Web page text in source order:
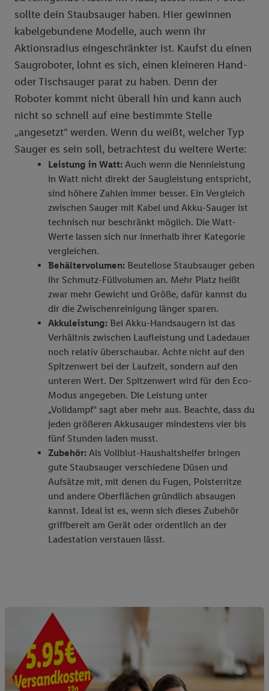
sollte dein Staubsauger haben. Hier gewinnen
kabelgebundene Modelle, auch wenn ihr
Aktionsradius eingeschränkter ist. Kaufst du einen
Saugroboter, lohnt es sich, einen kleineren Hand-
oder Tischsauger parat zu haben. Denn der
Roboter kommt nicht überall hin und kann auch
nicht so schnell auf eine bestimmte Stelle
„angesetzt“ werden. Wenn du weißt, welcher Typ
Sauger es sein soll, betrachtest du weitere Werte:
Leistung in Watt: Auch wenn die Nennleistung
in Watt nicht direkt der Saugleistung entspricht,
sind höhere Zahlen immer besser. Ein Vergleich
zwischen Sauger mit Kabel und Akku-Sauger ist
technisch nur beschränkt möglich. Die Watt-
Werte lassen sich nur innerhalb ihrer Kategorie
vergleichen.
Behältervolumen: Beutellose Staubsauger geben
ihr Schmutz-Füllvolumen an. Mehr Platz heißt
zwar mehr Gewicht und Größe, dafür kannst du
dir die Zwischenreinigung länger sparen.
Akkuleistung: Bei Akku-Handsaugern ist das
Verhältnis zwischen Laufleistung und Ladedauer
noch relativ überschaubar. Achte nicht auf den
Spitzenwert bei der Laufzeit, sondern auf den
unteren Wert. Der Spitzenwert wird für den Eco-
Modus angegeben. Die Leistung unter
„Volldampf“ sagt aber mehr aus. Beachte, dass du
jeden größeren Akkusauger mindestens vier bis
fünf Stunden laden musst.
Zubehör: Als Vollblut-Haushaltshelfer bringen
gute Staubsauger verschiedene Düsen und
Aufsätze mit, mit denen du Fugen, Polsterritze
und andere Oberflächen gründlich absaugen
kannst. Ideal ist es, wenn sich dieses Zubehör
griffbereit am Gerät oder ordentlich an der
Ladestation verstauen lässt.
ausspielen können. Sie können Ihre Einwilligung speziell zur
Nutzung der Utiq-Technologie - zusätzlich zur weiter unten
erläuterten Möglichkeit, Ihre Einwilligung generell zu
widerrufen - jederzeit auch überdas Datenschutzportal von
Utiq („consenthub“)oder über „Anpassen“/„Nutzung der
Telekommunikations-basierten Utiq-Technologie für digitales
Marketing“ am unteren Ende dieser Einwilligung (nur für die
Lidl-Dienste) widerrufen. Weitere Informationen finden Sie in
denDatenschutzbestimmungen von Utiq.
Durch einen Klick auf „Ablehnen“ können Sie nur den Einsatz
notwendiger Techniken zulassen. Durch einen Klick auf
„Zustimmen“ stimmen Sie allen Verarbeitungen zu sämtlichen
vorgenannten Zwecken unter Einbindung sämtlicher
genannten Partner zu. Weitere Informationen, auch zur
Speicherdauer der Daten und zu Ihrem Recht, Ihre
Einwilligung jederzeit mit Wirkung für die Zukunft zu
widerrufen, finden Sie in unserenDatenschutzbestimmungen.
Die Impressen finden Sie hier.
einzelne Verwendungszwecke oder Partner zulassen; das gilt
auch für die nachfolgend schlagwortartig benannten Zwecke
und Funktionen im Rahmen des Einsatzes des IAB TCF für
Werbung und Erfolgsmessung:
Gewährleistung der Sicherheit, Verhinderung und Aufdeckung
von Betrug und Fehlerbehebung, Bereitstellung und Anzeige
von Werbung und Inhalten, Abgleichung und Kombination
von Daten aus unterschiedlichen Quellen, Verknüpfung
verschiedener Endgeräte, Identifikation von Geräten anhand
automatisch übermittelter Informationen, Messung des
Erfolgs von Werbekampagnen durch TTD und Nutzung der
Telekommunikations-basierten Utiq-Technologie für digitales
Marketing, sowie:
Verwendung genauer Standortdaten. Erstellung von
Profilen für personalisierte Werbung. Speichern von oder
Zugriff auf Informationen auf einem Endgerät.
Entwicklung und Verbesserung der Angebote. Analyse
von Zielgruppen durch Statistiken oder Kombinationen
von Daten aus verschiedenen Quellen. Verwendung